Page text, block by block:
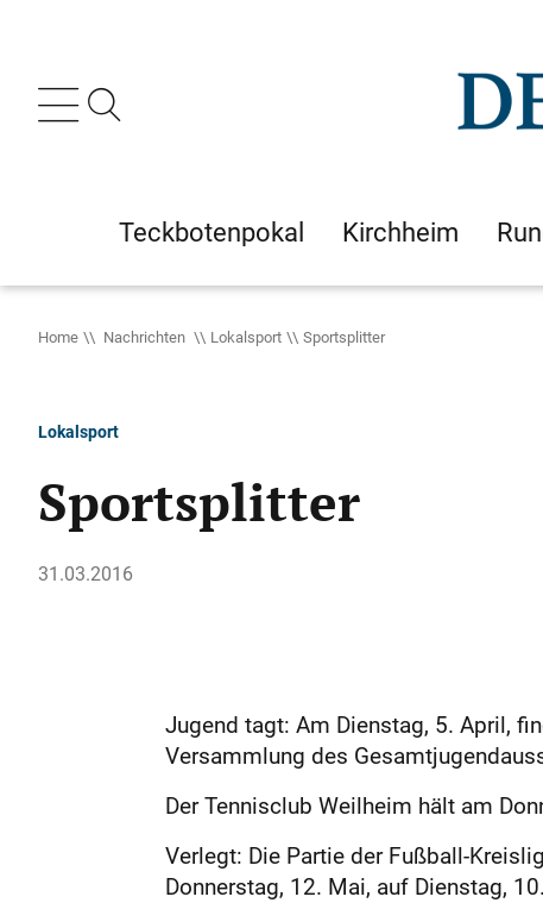
Teckbotenpokal Kirchheim
Home Nachrichten Lokalsport Sportsplitter
Lokalsport
Sportsplitter
31.03.2016
Jugend tagt: Am Dienstag, 5. April,
Versammlung des
Der Tennisclub Weilheim hält am
Verlegt: Die Partie der Fußball-
Donnerstag, 12. Mai, auf Dienstag,